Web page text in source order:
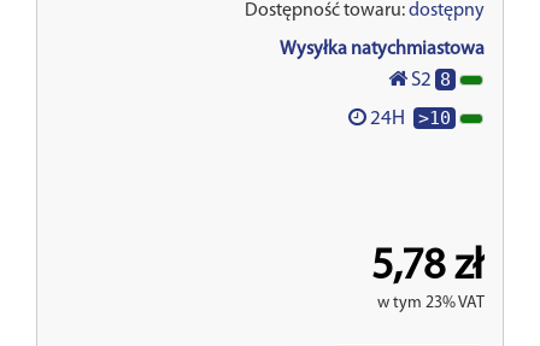
Dostępność towaru:dostępny
Wysyłka natychmiastowa
S2 8
24H >10
5,78 zł
w tym 23% VAT